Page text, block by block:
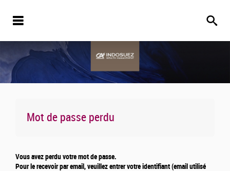
Mot de passe perdu
Vous avez perdu votre mot de passe.
Pour le recevoir par email, veuillez entrer votre identifiant (email utilisé